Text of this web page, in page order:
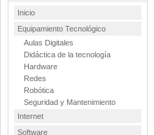
Inicio
Equipamiento Tecnológico
Aulas Digitales
Didáctica de la tecnología
Hardware
Redes
Robótica
Seguridad y Mantenimiento
Internet
Software